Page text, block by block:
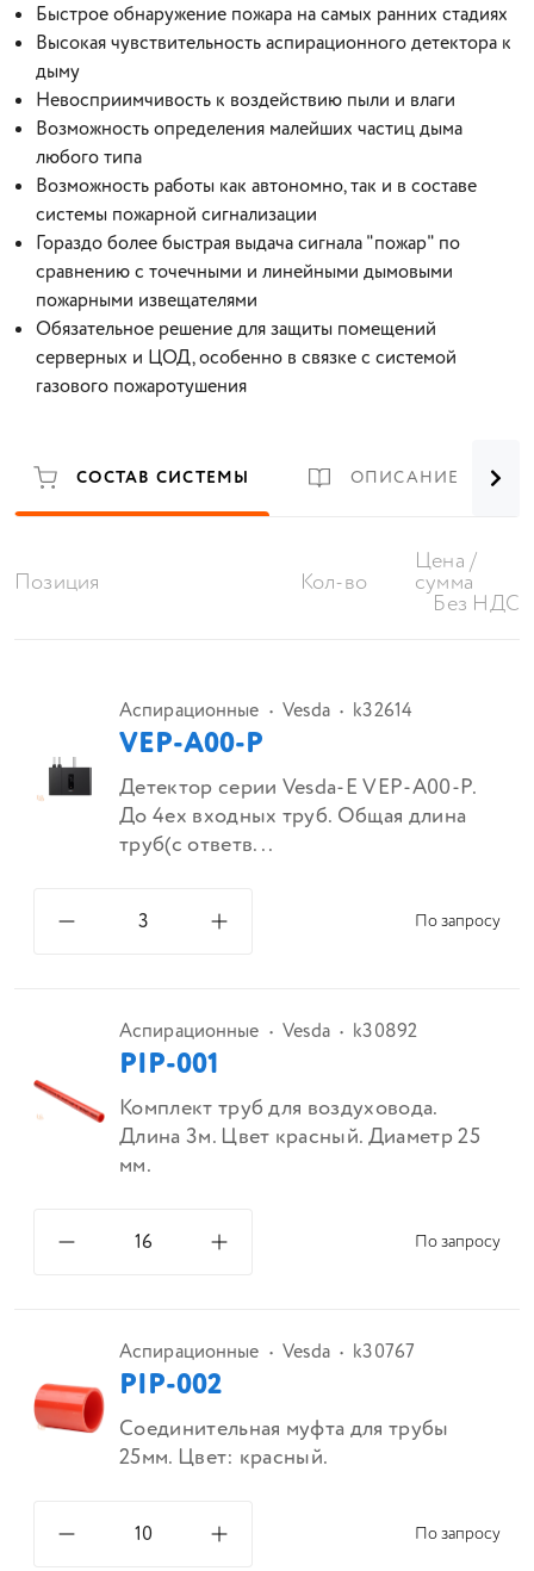
Быстрое обнаружение пожара на самых ранних стадиях
Высокая чувствительность аспирационного детектора к
дыму
Невосприимчивость к воздействию пыли и влаги
Возможность определения малейших частиц дыма
любого типа
Возможность работы как автономно, так и в составе
системы пожарной сигнализации
Гораздо более быстрая выдача сигнала "пожар" по
сравнению с точечными и линейными дымовыми
пожарными извещателями
Обязательное решение для защиты помещений
серверных и ЦОД, особенно в связке с системой
газового пожаротушения
СОСТАВ СИСТЕМЫ ОПИСАНИЕ
Позиция Кол-во
Цена /
сумма
Без НДС
Аспирационные Vesda k32614
VEP-A00-P
Детектор серии Vesda-E VEP-A00-P.
До 4ех входных труб. Общая длина
труб(с ответв...
По запросу
Аспирационные Vesda k30892
PIP-001
Комплект труб для воздуховода.
Длина 3м. Цвет красный. Диаметр 25
мм.
По запросу
Аспирационные Vesda k30767
PIP-002
Соединительная муфта для трубы
25мм. Цвет: красный.
По запросу